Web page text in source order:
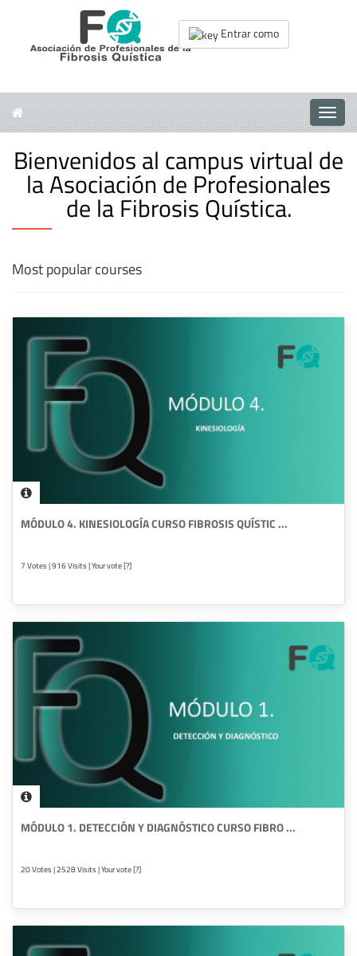
Entrar como
Toggle
Bienvenidos al campus virtual de
la Asociación de Profesionales
de la Fibrosis Quística.
Most popular courses
MÓDULO 4. KINESIOLOGÍA CURSO FIBROSIS QUÍSTIC ...
7 Votes | 916 Visits | Your vote [?]
MÓDULO 1. DETECCIÓN Y DIAGNÓSTICO CURSO FIBRO ...
20 Votes | 2528 Visits | Your vote [?]